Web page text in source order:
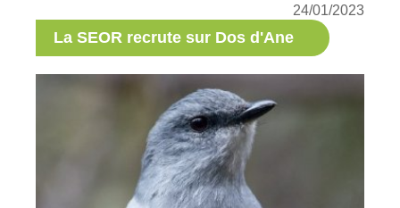
24/01/2023
La SEOR recrute sur Dos d'Ane